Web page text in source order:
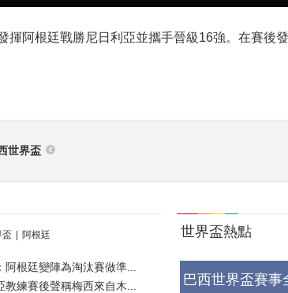
揮阿根廷戰勝尼日利亞並攜手晉級16強。在賽後
世界盃
盃 阿根廷
根廷變陣為淘汰賽做準...
練賽後聲稱梅西來自木...
世界盃熱點
巴西世界盃賽事